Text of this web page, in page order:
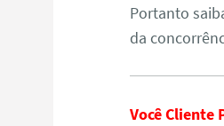
Portanto
da
Você Cliente